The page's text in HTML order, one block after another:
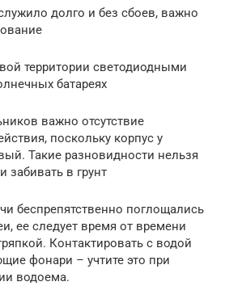
долго и без сбоев, важно
территории светодиодными
батареях
важно отсутствие
поскольку корпус у
Такие разновидности нельзя
забивать в грунт
беспрепятственно поглощались
ее следует время от времени
Контактировать с водой
фонари – учтите это при
водоема.